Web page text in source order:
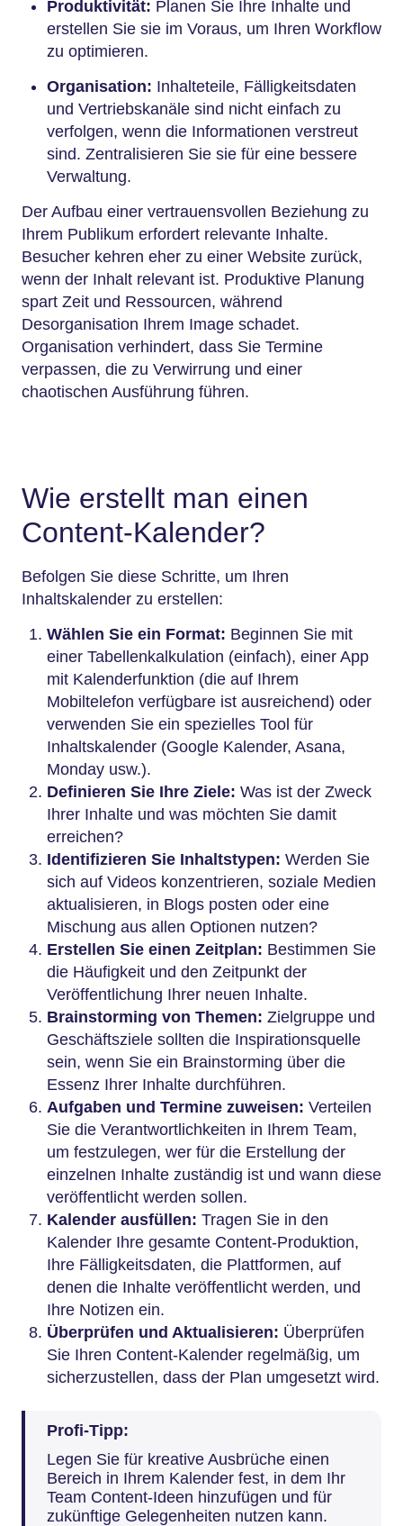
Produktivität: Planen Sie Ihre Inhalte und
erstellen Sie sie im Voraus, um Ihren Workflow
zu optimieren.
Organisation: Inhalteteile, Fälligkeitsdaten
und Vertriebskanäle sind nicht einfach zu
verfolgen, wenn die Informationen verstreut
sind. Zentralisieren Sie sie für eine bessere
Verwaltung.
Der Aufbau einer vertrauensvollen Beziehung zu
Ihrem Publikum erfordert relevante Inhalte.
Besucher kehren eher zu einer Website zurück,
wenn der Inhalt relevant ist. Produktive Planung
spart Zeit und Ressourcen, während
Desorganisation Ihrem Image schadet.
Organisation verhindert, dass Sie Termine
verpassen, die zu Verwirrung und einer
chaotischen Ausführung führen.
Wie erstellt man einen
Content-Kalender?
Befolgen Sie diese Schritte, um Ihren
Inhaltskalender zu erstellen:
Wählen Sie ein Format: Beginnen Sie mit
einer Tabellenkalkulation (einfach), einer App
mit Kalenderfunktion (die auf Ihrem
Mobiltelefon verfügbare ist ausreichend) oder
verwenden Sie ein spezielles Tool für
Inhaltskalender (Google Kalender, Asana,
Monday usw.).
Definieren Sie Ihre Ziele: Was ist der Zweck
Ihrer Inhalte und was möchten Sie damit
erreichen?
Identifizieren Sie Inhaltstypen: Werden Sie
sich auf Videos konzentrieren, soziale Medien
aktualisieren, in Blogs posten oder eine
Mischung aus allen Optionen nutzen?
Erstellen Sie einen Zeitplan: Bestimmen Sie
die Häufigkeit und den Zeitpunkt der
Veröffentlichung Ihrer neuen Inhalte.
Brainstorming von Themen: Zielgruppe und
Geschäftsziele sollten die Inspirationsquelle
sein, wenn Sie ein Brainstorming über die
Essenz Ihrer Inhalte durchführen.
Aufgaben und Termine zuweisen: Verteilen
Sie die Verantwortlichkeiten in Ihrem Team,
um festzulegen, wer für die Erstellung der
einzelnen Inhalte zuständig ist und wann diese
veröffentlicht werden sollen.
Kalender ausfüllen: Tragen Sie in den
Kalender Ihre gesamte Content-Produktion,
Ihre Fälligkeitsdaten, die Plattformen, auf
denen die Inhalte veröffentlicht werden, und
Ihre Notizen ein.
Überprüfen und Aktualisieren: Überprüfen
Sie Ihren Content-Kalender regelmäßig, um
sicherzustellen, dass der Plan umgesetzt wird.
Profi-Tipp:
Legen Sie für kreative Ausbrüche einen
Bereich in Ihrem Kalender fest, in dem Ihr
Team Content-Ideen hinzufügen und für
zukünftige Gelegenheiten nutzen kann.